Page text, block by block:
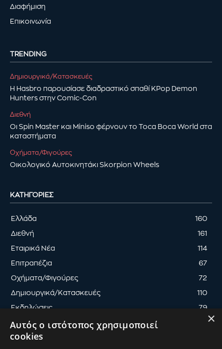
Διαφήμιση
Επικοινωνία
TRENDING
Δημιουργικά/Κατασκευές
Η Hasbro παρουσίασε διαδραστικό σπαθί KPop Demon
Hunters στην Comic-Con
Διεθνή
Οι Spin Master και Miniso φέρνουν το Toca Boca World στα
καταστήματα
Οχήματα/Φιγούρες
Οικολογικό Αυτοκινητάκι Skorpion Wheels
ΚΑΤΗΓΟΡΊΕΣ
Ελλάδα 160
Διεθνή 161
Εταιρικά Νέα 114
Επιτραπέζια 67
Οχήματα/Φιγούρες 72
Δημιουργικά/Κατασκευές 110
Εκδηλώσεις 79
×
Αυτός ο ιστότοπος χρησιμοποιεί
cookies